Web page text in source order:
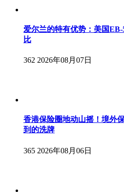
爱尔兰的特有优势：美国
比
362 2026年08月07日
香港保险圈地动山摇！境外
到的洗牌
365 2026年08月06日